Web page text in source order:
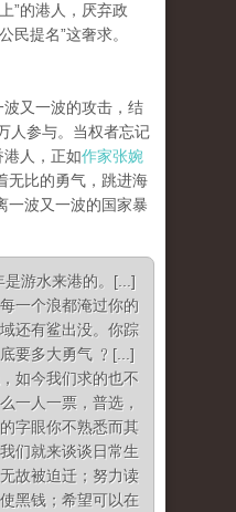
”的港人，厌弃政
民提名”这奢求。
波又一波的攻击，结
人参与。当权者忘记
港人，正如作家张婉
无比的勇气，跳进海
一波又一波的国家暴
是游水来港的。[...]
一个浪都淹过你的
还有鲨出没。你踪
要多大勇气 ﹖[...]
如今我们求的也不
一人一票，普选，
字眼你不熟悉而其
们就来谈谈日常生
故被迫迁；努力读
黑钱；希望可以在